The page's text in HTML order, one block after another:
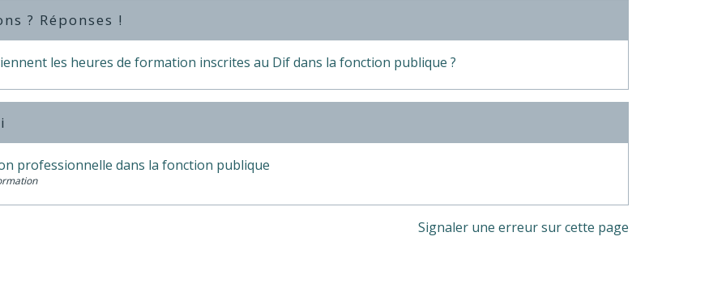
? Réponses !
les heures de formation inscrites au Dif dans la fonction publique ?
professionnelle dans la fonction publique
Signaler une erreur sur cette page